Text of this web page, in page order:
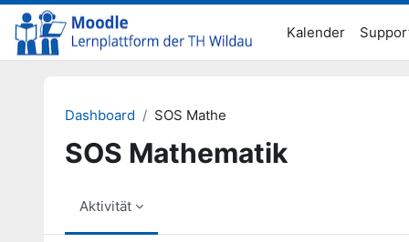
Zum Hauptinhalt
Kalender
Dashboard SOS Mathe
SOS Mathematik
Aktivität